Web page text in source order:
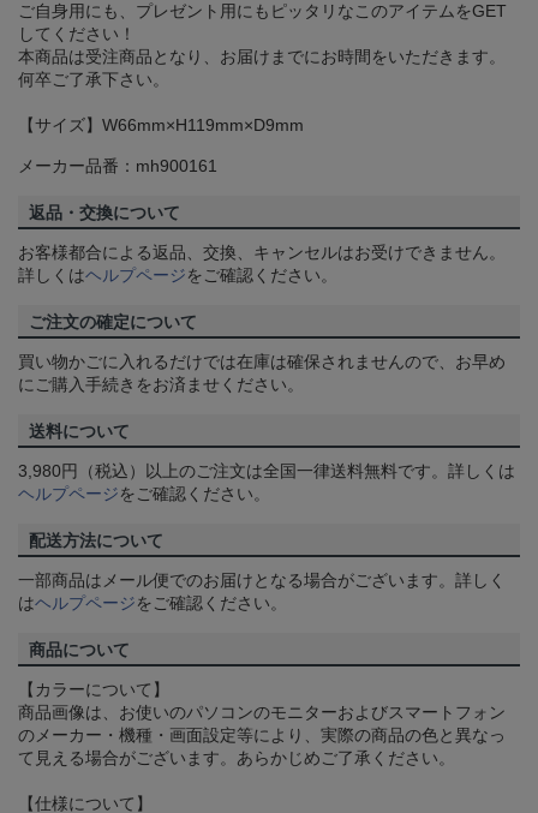
ご自身用にも、プレゼント用にもピッタリなこのアイテムをGET
してください！
本商品は受注商品となり、お届けまでにお時間をいただきます。
何卒ご了承下さい。
【サイズ】W66mm×H119mm×D9mm
メーカー品番：mh900161
返品・交換について
お客様都合による返品、交換、キャンセルはお受けできません。
詳しくはヘルプページをご確認ください。
ご注文の確定について
買い物かごに入れるだけでは在庫は確保されませんので、お早め
にご購入手続きをお済ませください。
送料について
3,980円（税込）以上のご注文は全国一律送料無料です。詳しくは
ヘルプページをご確認ください。
配送方法について
一部商品はメール便でのお届けとなる場合がございます。詳しく
はヘルプページをご確認ください。
商品について
【カラーについて】
商品画像は、お使いのパソコンのモニターおよびスマートフォン
のメーカー・機種・画面設定等により、実際の商品の色と異なっ
て見える場合がございます。あらかじめご了承ください。
【仕様について】